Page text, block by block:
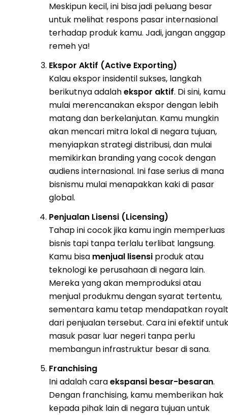
Meskipun kecil, ini bisa jadi peluang besar
untuk melihat respons pasar internasional
terhadap produk kamu. Jadi, jangan anggap
remeh ya!
Ekspor Aktif (Active Exporting)
Kalau ekspor insidentil sukses, langkah
berikutnya adalahekspor aktif. Di sini, kamu
mulai merencanakan ekspor dengan lebih
matang dan berkelanjutan. Kamu mungkin
akan mencari mitra lokal di negara tujuan,
menyiapkan strategi distribusi, dan mulai
memikirkan branding yang cocok dengan
audiens internasional. Ini fase serius di mana
bisnismu mulai menapakkan kaki di pasar
global.
Penjualan Lisensi (Licensing)
Tahap ini cocok jika kamu ingin memperluas
bisnis tapi tanpa terlalu terlibat langsung.
Kamu bisa menjual lisensi produk atau
teknologi ke perusahaan di negara lain.
Mereka yang akan memproduksi atau
menjual produkmu dengan syarat tertentu,
sementara kamu tetap mendapatkan
dari penjualan tersebut. Cara ini efektif untuk
masuk pasar luar negeri tanpa perlu
membangun infrastruktur besar di sana.
Franchising
Ini adalah caraekspansi besar-besaran.
Dengan franchising, kamu memberikan hak
kepada pihak lain di negara tujuan untuk